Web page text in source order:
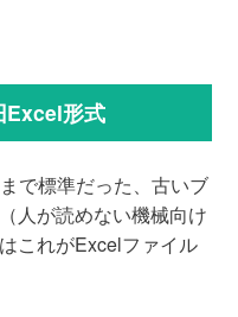
Excel形式
で標準だった、古いブ
人が読めない機械向け
これがExcelファイル